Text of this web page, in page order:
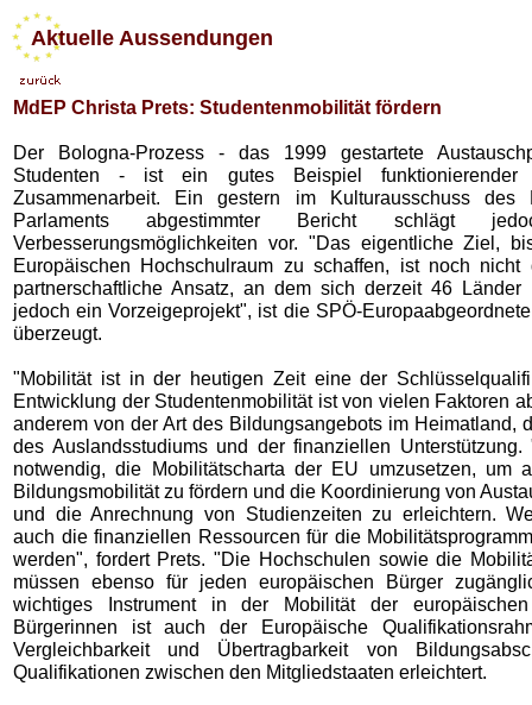
Aktuelle Aussendungen
MdEP Christa Prets: Studentenmobilität fördern
Der Bologna-Prozess - das 1999 gestartete
Studenten - ist ein gutes Beispiel funktionierender
Zusammenarbeit. Ein gestern im Kulturausschuss des
Parlaments abgestimmter Bericht schlägt
Verbesserungsmöglichkeiten vor. "Das eigentliche Ziel,
Europäischen Hochschulraum zu schaffen, ist noch nicht
partnerschaftliche Ansatz, an dem sich derzeit 46 Länder
jedoch ein Vorzeigeprojekt", ist die SPÖ-
überzeugt.
"Mobilität ist in der heutigen Zeit eine der
Entwicklung der Studentenmobilität ist von vielen Faktoren
anderem von der Art des Bildungsangebots im Heimatland,
des Auslandsstudiums und der finanziellen
notwendig, die Mobilitätscharta der EU umzusetzen, um
Bildungsmobilität zu fördern und die Koordinierung von
und die Anrechnung von Studienzeiten zu erleichtern.
auch die finanziellen Ressourcen für die
werden", fordert Prets. "Die Hochschulen sowie die
müssen ebenso für jeden europäischen Bürger
wichtiges Instrument in der Mobilität der
Bürgerinnen ist auch der Europäische
Vergleichbarkeit und Übertragbarkeit von
Qualifikationen zwischen den Mitgliedstaaten erleichtert.